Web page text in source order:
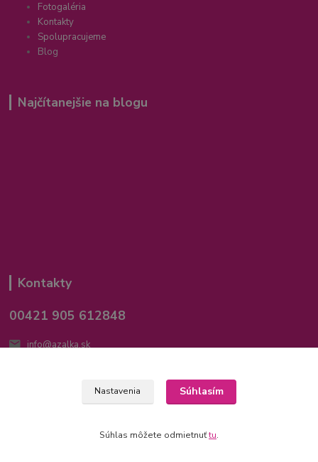
Fotogaléria
Kontakty
Spolupracujeme
Blog
Najčítanejšie na blogu
Kontakty
00421 905 612848
info@azalka.sk
Nastavenia Súhlasím
Súhlas môžete odmietnuťtu.